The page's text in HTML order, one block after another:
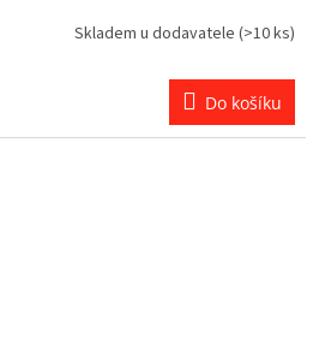
Skladem u dodavatele (>10 ks)
Do košíku